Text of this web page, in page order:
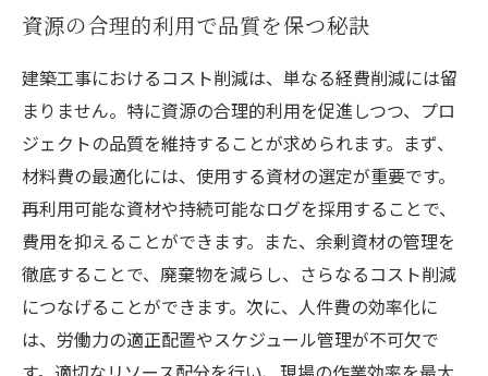
資源の合理的利用で品質を保つ秘訣
建築工事におけるコスト削減は、単なる経費削減には留
まりません。特に資源の合理的利用を促進しつつ、プロ
ジェクトの品質を維持することが求められます。まず、
材料費の最適化には、使用する資材の選定が重要です。
再利用可能な資材や持続可能なログを採用することで、
費用を抑えることができます。また、余剰資材の管理を
徹底することで、廃棄物を減らし、さらなるコスト削減
につなげることができます。次に、人件費の効率化に
は、労働力の適正配置やスケジュール管理が不可欠で